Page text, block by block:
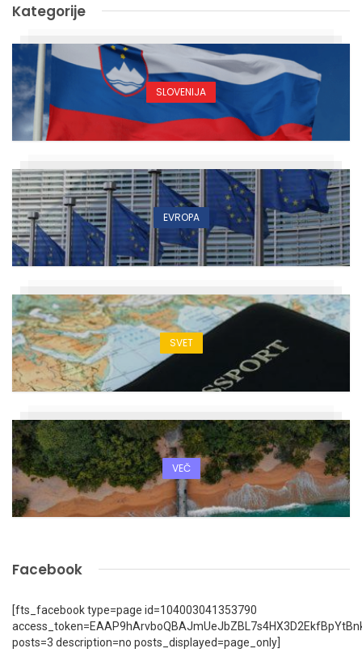
Kategorije
SLOVENIJA
EVROPA
SVET
VEČ
Facebook
[fts_facebook type=page id=104003041353790
posts=3 description=no posts_displayed=page_only]